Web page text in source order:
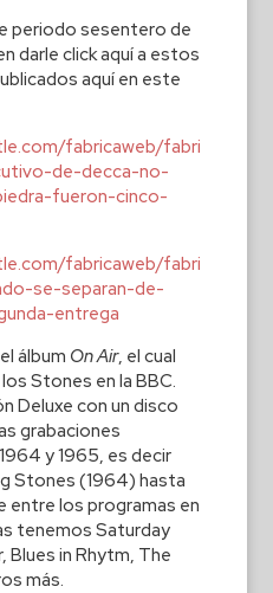
periodo sesentero de
darle click aquí a estos
aquí en este
fabricaweb/fabri
de-decca-no-
fueron-cinco-
fabricaweb/fabri
se-separan-de-
entrega
álbum On Air, el cual
Stones en la BBC.
Deluxe con un disco
grabaciones
y 1965, es decir
Stones (1964) hasta
entre los programas en
tenemos Saturday
Blues in Rhytm, The
más.